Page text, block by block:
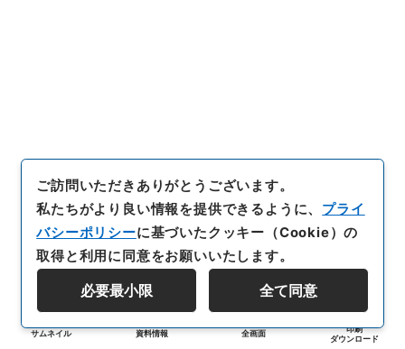
サムネイル 資料情報 全画面
印刷
ダウンロード
ご訪問いただきありがとうございます。
私たちがより良い情報を提供できるように、 プライ
バシーポリシーに基づいたクッキー（Cookie）の
取得と利用に同意をお願いいたします。
必要最小限 全て同意